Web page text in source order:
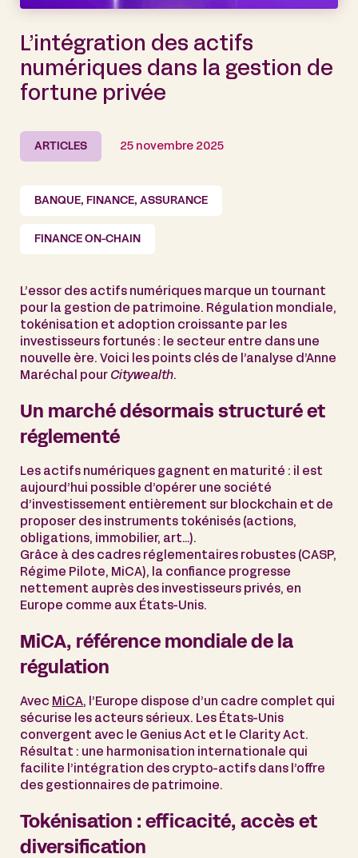
L’intégration des actifs
numériques dans la gestion de
fortune privée
ARTICLES 25 novembre 2025
BANQUE, FINANCE, ASSURANCE
FINANCE ON-CHAIN
L’essor des actifs numériques marque un tournant
pour la gestion de patrimoine. Régulation mondiale,
tokénisation et adoption croissante par les
investisseurs fortunés : le secteur entre dans une
nouvelle ère. Voici les points clés de l’analyse d’Anne
Maréchal pour Citywealth.
Un marché désormais structuré et
réglementé
Les actifs numériques gagnent en maturité : il est
aujourd’hui possible d’opérer une société
d’investissement entièrement sur blockchain et de
proposer des instruments tokénisés (actions,
obligations, immobilier, art…).
Grâce à des cadres réglementaires robustes (CASP,
Régime Pilote, MiCA), la confiance progresse
nettement auprès des investisseurs privés, en
Europe comme aux États-Unis.
MiCA, référence mondiale de la
régulation
Avec MiCA, l’Europe dispose d’un cadre complet qui
sécurise les acteurs sérieux. Les États-Unis
convergent avec le Genius Act et le Clarity Act.
Résultat : une harmonisation internationale qui
facilite l’intégration des crypto-actifs dans l’offre
des gestionnaires de patrimoine.
Tokénisation : efficacité, accès et
diversification